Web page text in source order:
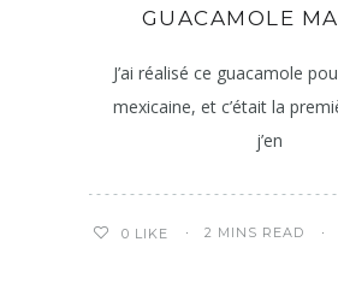
GUACAMOLE
J’ai réalisé ce guacamole
mexicaine, et c’était la
j’en
0 LIKE 2 MINS READ